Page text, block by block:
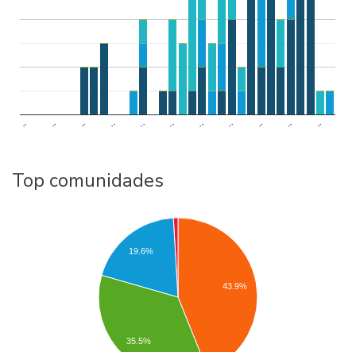
.. .. .. .. .. .. .. .. .. .. ..
Top comunidades
43.9%
19.6%
35.5%